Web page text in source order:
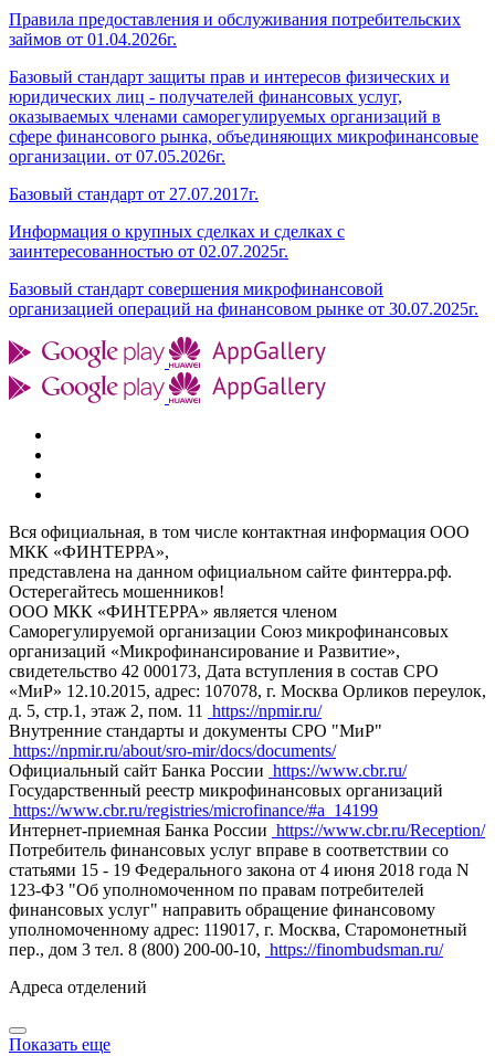
Правила предоставления и обслуживания потребительских
займов от 01.04.2026г.
Базовый стандарт защиты прав и интересов физических и
юридических лиц - получателей финансовых услуг,
оказываемых членами саморегулируемых организаций в
сфере финансового рынка, объединяющих микрофинансовые
организации. от 07.05.2026г.
Базовый стандарт от 27.07.2017г.
Информация о крупных сделках и сделках с
заинтересованностью от 02.07.2025г.
Базовый стандарт совершения микрофинансовой
организацией операций на финансовом рынке от 30.07.2025г.
Вся официальная, в том числе контактная информация ООО
МКК «ФИНТЕРРА»,
представлена на данном официальном сайте финтерра.рф.
Остерегайтесь мошенников!
ООО МКК «ФИНТЕРРА» является членом
Саморегулируемой организации Союз микрофинансовых
организаций «Микрофинансирование и Развитие»,
свидетельство 42 000173, Дата вступления в состав СРО
«МиР» 12.10.2015, адрес: 107078, г. Москва Орликов переулок,
д. 5, стр.1, этаж 2, пом. 11
https://npmir.ru/
Внутренние стандарты и документы СРО "МиР"
https://npmir.ru/about/sro-mir/docs/documents/
Официальный сайт Банка России https://www.cbr.ru/
Государственный реестр микрофинансовых организаций
https://www.cbr.ru/registries/microfinance/#a_14199
Интернет-приемная Банка России https://www.cbr.ru/Reception/
Потребитель финансовых услуг вправе в соответствии со
статьями 15 - 19 Федерального закона от 4 июня 2018 года N
123-ФЗ "Об уполномоченном по правам потребителей
финансовых услуг" направить обращение финансовому
уполномоченному адрес: 119017, г. Москва, Старомонетный
пер., дом 3 тел. 8 (800) 200-00-10, https://finombudsman.ru/
Адреса отделений
Показать еще